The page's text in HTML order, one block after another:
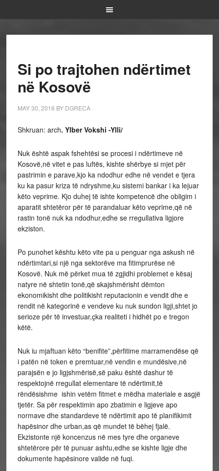
Si po trajtohen ndërtimet
në Kosovë
MAY 30, 2016 BY DGRECA
Shkruan: arch. Ylber Vokshi -Ylli/
Nuk është aspak fshehtësi se procesi i ndërtimeve në
Kosovë,në vitet e pas luftës, kishte shërbye si mjet për
pastrimin e parave,kjo ka ndodhur edhe në vendet e tjera
ku ka pasur kriza të ndryshme,ku sistemi bankar i ka lejuar
këto veprime. Kjo duhej të ishte kompetencë dhe obligim i
aparatit shtetëror për të parandaluar këto veprime,që në
rastin tonë nuk ka ndodhur,edhe se rregullativa ligjore
ekziston.
Po punohet kështu këto vite pa u penguar nga askush në
ndërtimtari,si një nga sektorëve ma fitimprurëse në
Kosovë. Nuk më përket mua të zgjidhi problemet e kësaj
natyre në shtetin tonë,që skajshmërisht dëmton
ekonomikisht dhe politikisht reputacionin e vendit dhe e
rendit në kategorinë e vendeve ku nuk sundon ligji,shtet jo
serioze për të investuar,çka realiteti i hidhët po e tregon
këtë.
Nuk iu mjaftuan këto “benifite”,përfitime marramendëse që
i patën në token e premtuar,në vendin e mundësive,në
parajsën e jo ligjshmërisë,së paku është dashur të
respektojnë rregullat elementare të ndërtimit,të
rëndësishme ishin vetëm fitmet e mëdha materiale e asgjë
tjetër. Sa për respektimin apo zbatimin e ligjeve apo
normave dhe standardeve të ndërtimit apo të planifikimit
hapësinor dhe urban,as që mundet të bëhej fjalë.
Ekzistonte një koncenzus në mes tyre dhe organeve
shtetërore për të punuar ashtu,edhe se kishte ligje dhe
dokumente hapësinore valide në fuqi.